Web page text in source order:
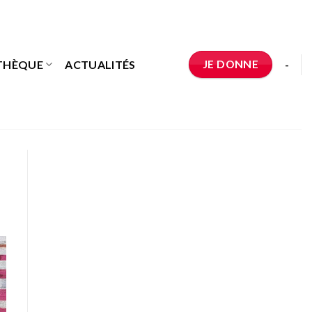
ACTUALITÉS JE DONNE -